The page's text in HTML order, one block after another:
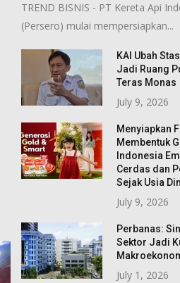
TREND BISNIS - PT Kereta Api
(Persero) mulai mempersiapkan...
KAI Ubah
Jadi Ruang
Teras Monas
July 9, 2026
Menyiapkan
Membentuk
Indonesia
Cerdas dan
Sejak Usia
July 9, 2026
Perbanas:
Sektor Jadi
July 1, 2026